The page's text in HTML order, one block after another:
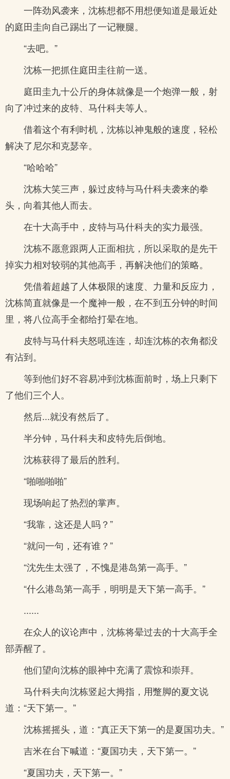
一阵劲风袭来，沈栋想都不用想便知道是最近处
的庭田圭向自己踢出了一记鞭腿。
“去吧。”
沈栋一把抓住庭田圭往前一送。
庭田圭九十公斤的身体就像是一个炮弹一般，射
向了冲过来的皮特、马什科夫等人。
借着这个有利时机，沈栋以神鬼般的速度，轻松
解决了尼尔和克瑟辛。
“哈哈哈”
沈栋大笑三声，躲过皮特与马什科夫袭来的拳
头，向着其他人而去。
在十大高手中，皮特与马什科夫的实力最强。
沈栋不愿意跟两人正面相抗，所以采取的是先干
掉实力相对较弱的其他高手，再解决他们的策略。
凭借着超越了人体极限的速度、力量和反应力，
沈栋简直就像是一个魔神一般，在不到五分钟的时间
里，将八位高手全都给打晕在地。
皮特与马什科夫怒吼连连，却连沈栋的衣角都没
有沾到。
等到他们好不容易冲到沈栋面前时，场上只剩下
了他们三个人。
然后...就没有然后了。
半分钟，马什科夫和皮特先后倒地。
沈栋获得了最后的胜利。
“啪啪啪啪”
现场响起了热烈的掌声。
“我靠，这还是人吗？”
“就问一句，还有谁？”
“沈先生太强了，不愧是港岛第一高手。”
“什么港岛第一高手，明明是天下第一高手。”
......
在众人的议论声中，沈栋将晕过去的十大高手全
部弄醒了。
他们望向沈栋的眼神中充满了震惊和崇拜。
马什科夫向沈栋竖起大拇指，用蹩脚的夏文说
道：“天下第一。”
沈栋摇摇头，道：“真正天下第一的是夏国功夫。”
吉米在台下喊道：“夏国功夫，天下第一。”
“夏国功夫，天下第一。”